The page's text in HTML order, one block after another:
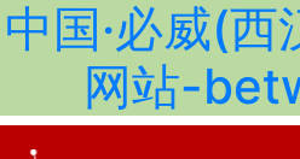
中国·必威(
网站-